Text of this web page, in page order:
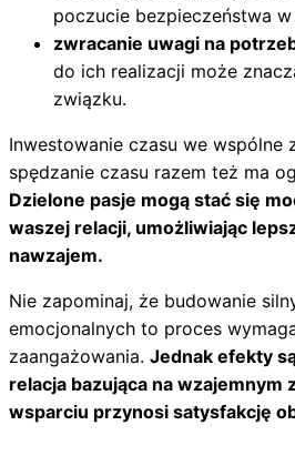
poczucie bezpieczeństwa
zwracanie uwagi na
do ich realizacji może
związku.
Inwestowanie czasu we wspólne
spędzanie czasu razem też ma
Dzielone pasje mogą stać się
waszej relacji, umożliwiając
nawzajem.
Nie zapominaj, że budowanie
emocjonalnych to proces
zaangażowania. Jednak efekty
relacja bazująca na wzajemnym
wsparciu przynosi satysfakcję